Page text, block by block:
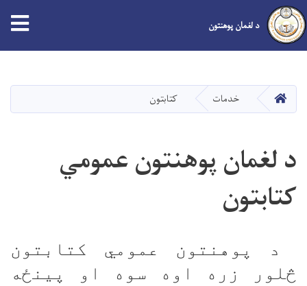
دانګل
د لغمان پوهنتون
کور خدمات کتابتون
د لغمان پوهنتون عمومي
کتابتون
د پوهنتون عمومي کتابتون
څلور زره اوه سوه او پینځه